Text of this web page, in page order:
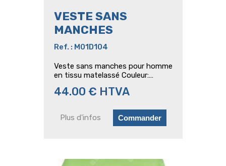
VESTE SANS
MANCHES
Ref. : M01D104
Veste sans manches pour homme
en tissu matelassé Couleur:
- Tissu principal: 100% polyamide
44.00 € HTVA
Plus d'infos